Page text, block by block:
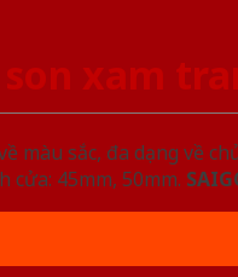
son xam
màu sắc, đa dạng về
cửa: 45mm, 50mm.